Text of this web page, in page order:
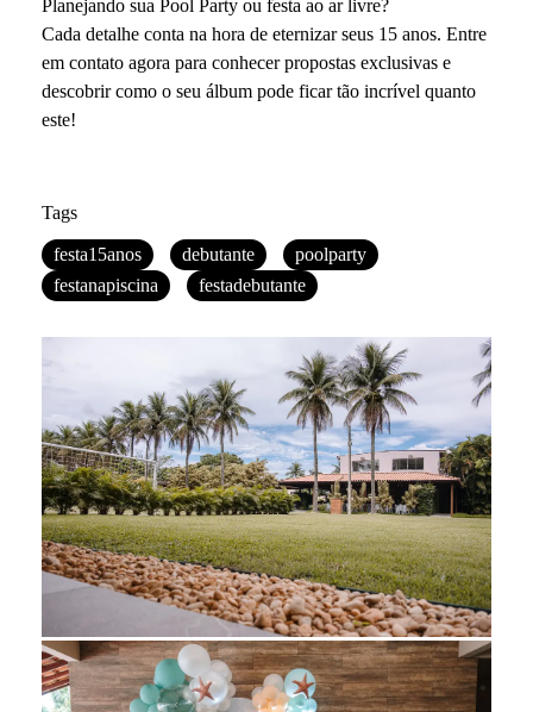
Planejando sua Pool Party ou festa ao ar livre?
Cada detalhe conta na hora de eternizar seus 15 anos. Entre
em contato agora para conhecer propostas exclusivas e
descobrir como o seu álbum pode ficar tão incrível quanto
este!
Tags
festa15anos debutante
poolparty
festanapiscina
festadebutante